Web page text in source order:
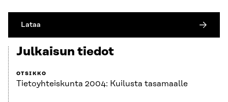
Lataa
Julkaisun tiedot
OTSIKKO
Tietoyhteiskunta 2004: Kuilusta tasamaalle